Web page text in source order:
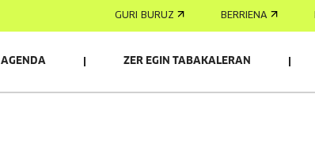
GURI BURUZ BERRIENA
AGENDA ZER EGIN TABAKALERAN